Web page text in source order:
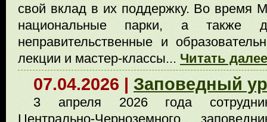
свой вклад в их поддержку. Во время
национальные парки, а также
неправительственные и
лекции и мастер-классы... Читать
07.04.2026 | Заповедный
3 апреля 2026 года
Центрально-Черноземного